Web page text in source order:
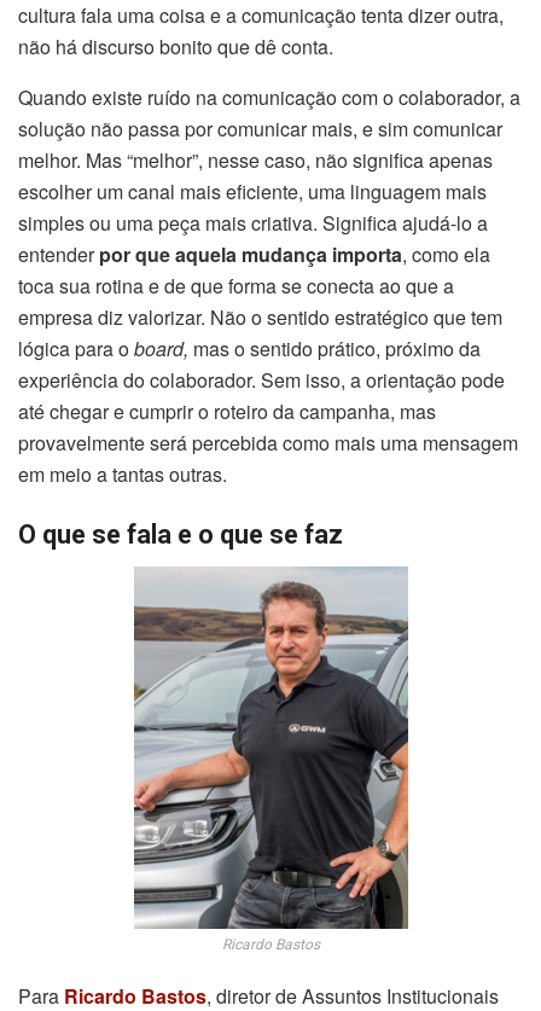
cultura fala uma coisa e a comunicação tenta dizer outra,
não há discurso bonito que dê conta.
Quando existe ruído na comunicação com o colaborador, a
solução não passa por comunicar mais, e sim comunicar
melhor. Mas “melhor”, nesse caso, não significa apenas
escolher um canal mais eficiente, uma linguagem mais
simples ou uma peça mais criativa. Significa ajudá-lo a
entenderpor que aquela mudança importa, como ela
toca sua rotina e de que forma se conecta ao que a
empresa diz valorizar. Não o sentido estratégico que tem
lógica para oboard, mas o sentido prático, próximo da
experiência do colaborador. Sem isso, a orientação pode
até chegar e cumprir o roteiro da campanha, mas
provavelmente será percebida como mais uma mensagem
em meio a tantas outras.
O que se fala e o que se faz
Ricardo Bastos
Para Ricardo Bastos, diretor de Assuntos Institucionais